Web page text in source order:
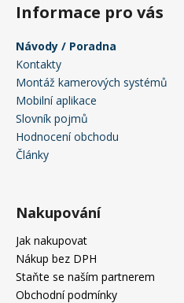
Informace pro vás
Návody / Poradna
Kontakty
Montáž kamerových systémů
Mobilní aplikace
Slovník pojmů
Hodnocení obchodu
Články
Nakupování
Jak nakupovat
Nákup bez DPH
Staňte se naším partnerem
Obchodní podmínky